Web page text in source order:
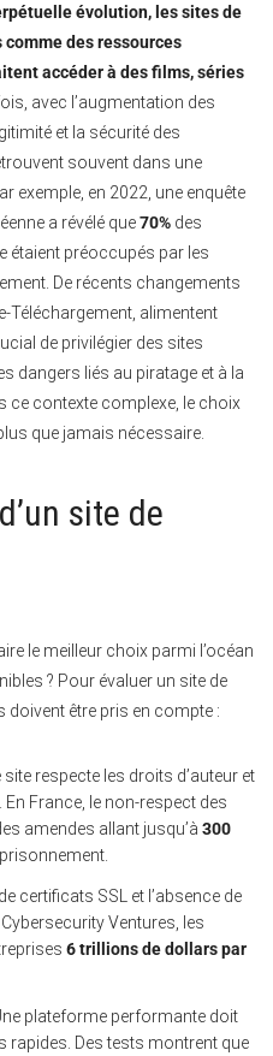
évolution, les sites de
desressources
accéder à des films, séries
avec l’augmentation des
et la sécurité des
souvent dans une
exemple, en 2022, une enquête
a révélé que70% des
étaient préoccupés par les
De récents changements
Téléchargement, alimentent
de privilégier des sites
dangers liés au piratage et à la
ce contexte complexe, le choix
que jamais nécessaire.
site de
le meilleur choix parmi l’océan
? Pour évaluer un site de
être pris en compte :
respecte les droits d’auteur et
France, le non-respect des
amendes allant jusqu’à 300
certificats SSL et l’absence de
Ventures, les
6 trillions de dollars par
plateforme performante doit
rapides. Des tests montrent que